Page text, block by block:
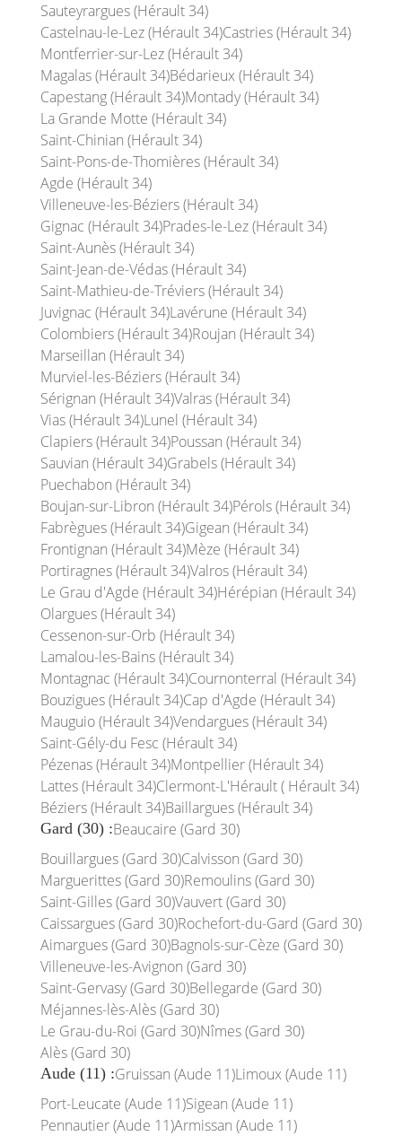
Sauteyrargues (Hérault 34)
Castelnau-le-Lez (Hérault 34)Castries (Hérault 34)
Montferrier-sur-Lez (Hérault 34)
Magalas (Hérault 34)Bédarieux (Hérault 34)
Capestang (Hérault 34)Montady (Hérault 34)
La Grande Motte (Hérault 34)
Saint-Chinian (Hérault 34)
Saint-Pons-de-Thomières (Hérault 34)
Agde (Hérault 34)
Villeneuve-les-Béziers (Hérault 34)
Gignac (Hérault 34)Prades-le-Lez (Hérault 34)
Saint-Aunès (Hérault 34)
Saint-Jean-de-Védas (Hérault 34)
Saint-Mathieu-de-Tréviers (Hérault 34)
Juvignac (Hérault 34)Lavérune (Hérault 34)
Colombiers (Hérault 34)Roujan (Hérault 34)
Marseillan (Hérault 34)
Murviel-les-Béziers (Hérault 34)
Sérignan (Hérault 34)Valras (Hérault 34)
Vias (Hérault 34)Lunel (Hérault 34)
Clapiers (Hérault 34)Poussan (Hérault 34)
Sauvian (Hérault 34)Grabels (Hérault 34)
Puechabon (Hérault 34)
Boujan-sur-Libron (Hérault 34)Pérols (Hérault 34)
Fabrègues (Hérault 34)Gigean (Hérault 34)
Frontignan (Hérault 34)Mèze (Hérault 34)
Portiragnes (Hérault 34)Valros (Hérault 34)
Le Grau d'Agde (Hérault 34)Hérépian (Hérault 34)
Olargues (Hérault 34)
Cessenon-sur-Orb (Hérault 34)
Lamalou-les-Bains (Hérault 34)
Montagnac (Hérault 34)Cournonterral (Hérault 34)
Bouzigues (Hérault 34)Cap d'Agde (Hérault 34)
Mauguio (Hérault 34)Vendargues (Hérault 34)
Saint-Gély-du Fesc (Hérault 34)
Pézenas (Hérault 34)Montpellier (Hérault 34)
Lattes (Hérault 34)Clermont-L'Hérault ( Hérault 34)
Béziers (Hérault 34)Baillargues (Hérault 34)
Gard (30) :Beaucaire (Gard 30)
Bouillargues (Gard 30)Calvisson (Gard 30)
Marguerittes (Gard 30)Remoulins (Gard 30)
Saint-Gilles (Gard 30)Vauvert (Gard 30)
Caissargues (Gard 30)Rochefort-du-Gard (Gard 30)
Aimargues (Gard 30)Bagnols-sur-Cèze (Gard 30)
Villeneuve-les-Avignon (Gard 30)
Saint-Gervasy (Gard 30)Bellegarde (Gard 30)
Méjannes-lès-Alès (Gard 30)
Le Grau-du-Roi (Gard 30)Nîmes (Gard 30)
Alès (Gard 30)
Aude (11) :Gruissan (Aude 11)Limoux (Aude 11)
Port-Leucate (Aude 11)Sigean (Aude 11)
Pennautier (Aude 11)Armissan (Aude 11)